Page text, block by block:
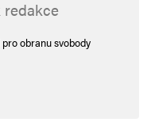
obranu svobody